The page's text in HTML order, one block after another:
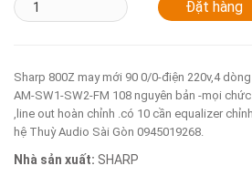
Sharp 800Z may mới 90 0/0-điện 220v,4
AM-SW1-SW2-FM 108 nguyên bản -mọi
,line out hoàn chỉnh .có 10 cần equalizer
hệ Thuỳ Audio Sài Gòn 0945019268.
Nhà sản xuất: SHARP